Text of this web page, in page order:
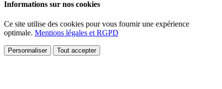
Informations sur nos cookies
Ce site utilise des cookies pour vous fournir une expérience
optimale. Mentions légales et RGPD
Personnaliser Tout accepter